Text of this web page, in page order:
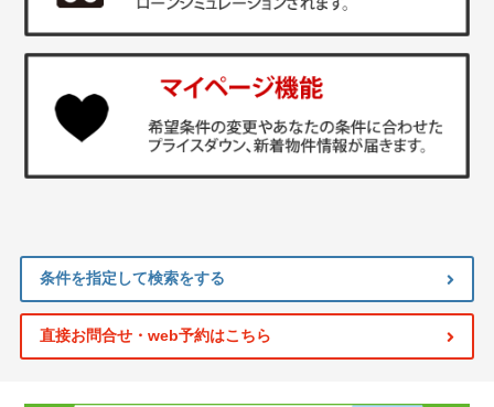
条件を指定して検索をする
直接お問合せ・web予約はこちら